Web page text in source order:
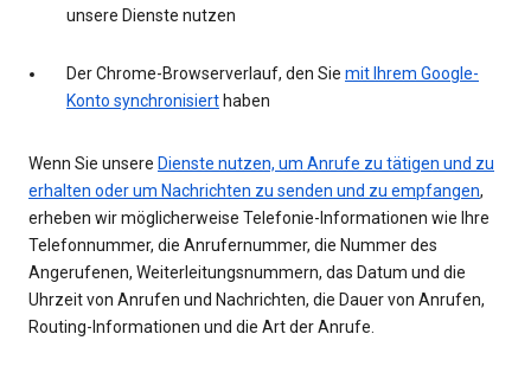
unsere Dienste nutzen
Der Chrome-Browserverlauf, den Sie mit Ihrem Google-
Konto synchronisiert haben
Wenn Sie unsere Dienste nutzen, um Anrufe zu tätigen und zu
erhalten oder um Nachrichten zu senden und zu empfangen,
erheben wir möglicherweise Telefonie-Informationen wie Ihre
Telefonnummer, die Anrufernummer, die Nummer des
Angerufenen, Weiterleitungsnummern, das Datum und die
Uhrzeit von Anrufen und Nachrichten, die Dauer von Anrufen,
Routing-Informationen und die Art der Anrufe.